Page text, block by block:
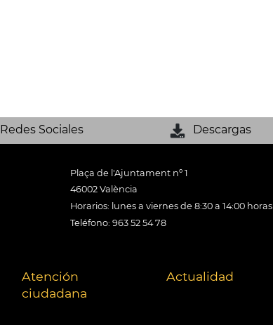
Redes Sociales Descargas
Plaça de l'Ajuntament nº 1
46002 València
Horarios: lunes a viernes de 8:30 a 14:00 horas
Teléfono: 963 52 54 78
Atención
ciudadana
Actualidad